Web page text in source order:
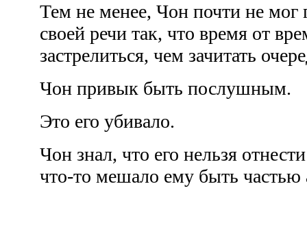
Тем не менее, Чон почти не мог
своей речи так, что время от
застрелиться, чем зачитать
Чон привык быть послушным.
Это его убивало.
Чон знал, что его нельзя
что-то мешало ему быть частью